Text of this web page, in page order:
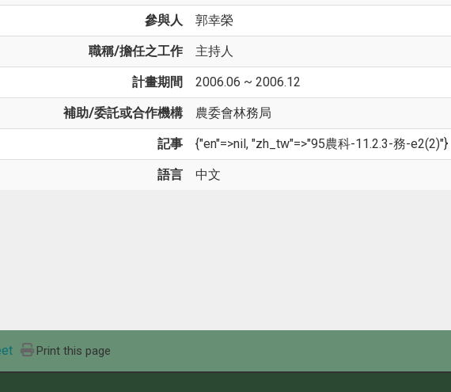
參與人 郭幸榮
職稱/擔任之工作 主持人
計畫期間 2006.06 ~ 2006.12
補助/委託或合作機構 農委會林務局
記事 {"en"=>nil, "zh_tw"=>"95農科-11.2.3-務-e2(2)"}
語言 中文
Print this page